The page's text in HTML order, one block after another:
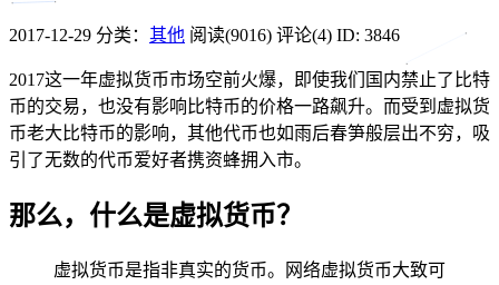
2017-12-29 分类： 其他 阅读(9016) 评论(4) ID: 3846
2017这一年虚拟货币市场空前火爆，即使我们国内禁止了比特
币的交易，也没有影响比特币的价格一路飙升。而受到虚拟货
币老大比特币的影响，其他代币也如雨后春笋般层出不穷，吸
引了无数的代币爱好者携资蜂拥入市。
那么，什么是虚拟货币？
虚拟货币是指非真实的货币。网络虚拟货币大致可